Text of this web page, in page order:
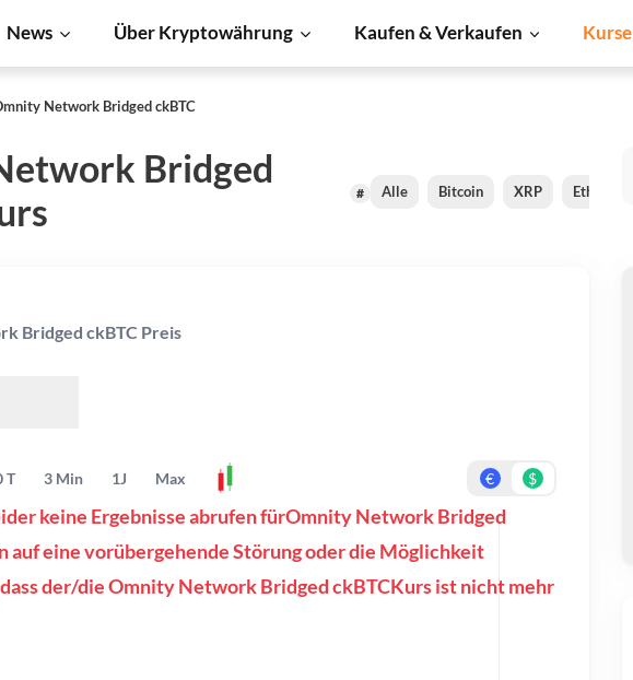
News Über Kryptowährung Kaufen & Verkaufen Kurse
Network Bridged ckBTC
Bridged
# Alle Bitcoin XRP Ethereum
Bridged ckBTC Preis
T 3 Min 1J Max € $
keine Ergebnisse abrufen fürOmnity Network Bridged
auf eine vorübergehende Störung oder die Möglichkeit
der/die Omnity Network Bridged ckBTCKurs ist nicht mehr